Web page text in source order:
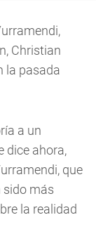
Christian
la pasada
a un
dice ahora,
que
sido más
la realidad